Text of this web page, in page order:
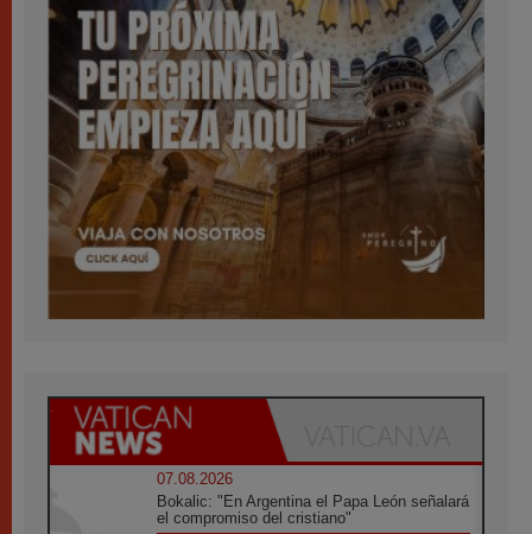
07.08.2026
Bokalic: "En Argentina el Papa León señalará
el compromiso del cristiano"